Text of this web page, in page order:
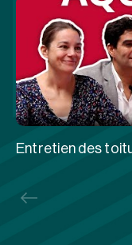
Entretien des